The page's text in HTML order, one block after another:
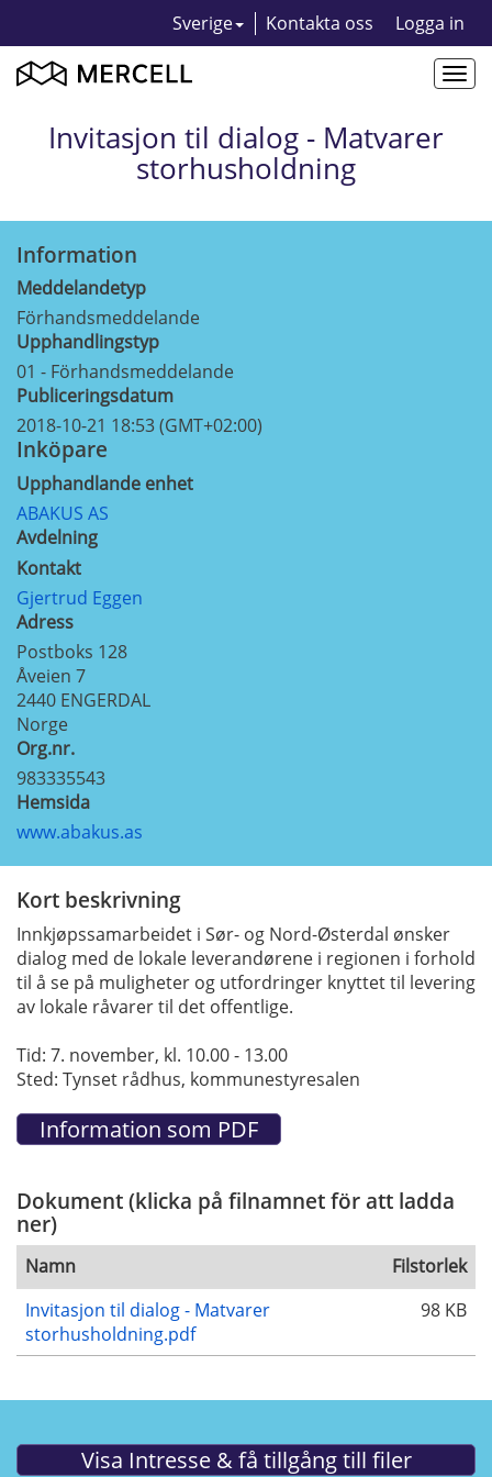
Sverige Kontakta oss Logga in
Invitasjon til dialog - Matvarer
storhusholdning
Information
Meddelandetyp
Förhandsmeddelande
Upphandlingstyp
01 - Förhandsmeddelande
Publiceringsdatum
2018-10-21 18:53 (GMT+02:00)
Inköpare
Upphandlande enhet
ABAKUS AS
Avdelning
Kontakt
Gjertrud Eggen
Adress
Postboks 128
Åveien 7
2440 ENGERDAL
Norge
Org.nr.
983335543
Hemsida
www.abakus.as
Kort beskrivning
Innkjøpssamarbeidet i Sør- og Nord-Østerdal ønsker
dialog med de lokale leverandørene i regionen i forhold
til å se på muligheter og utfordringer knyttet til levering
av lokale råvarer til det offentlige.
Tid: 7. november, kl. 10.00 - 13.00
Sted: Tynset rådhus, kommunestyresalen
Dokument (klicka på filnamnet för att ladda
ner)
Namn
Filstorlek
Invitasjon til dialog - Matvarer
storhusholdning.pdf
98 KB